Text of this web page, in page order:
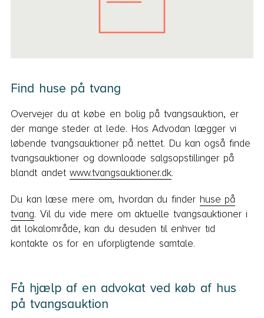
Find huse på tvang
Overvejer du at købe en bolig på tvangsauktion, er
der mange steder at lede. Hos Advodan lægger vi
løbende tvangsauktioner på nettet. Du kan også finde
tvangsauktioner og downloade salgsopstillinger på
blandt andetwww.tvangsauktioner.dk.
Du kan læse mere om, hvordan du finder huse på
tvang. Vil du vide mere om aktuelle tvangsauktioner i
dit lokalområde, kan du desuden til enhver tid
kontakte os for en uforpligtende samtale.
Få hjælp af en advokat ved køb af hus
på tvangsauktion